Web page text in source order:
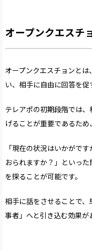
オープンクエスチ
オープンクエスチョンと
い、相手に自由に回答を促
テレアポの初期段階では
げることが重要であるため
「現在の状況はいかがで
おられますか？」といっ
を探ることが可能です。
相手に話をさせることで
事者」へと引き込む効果が